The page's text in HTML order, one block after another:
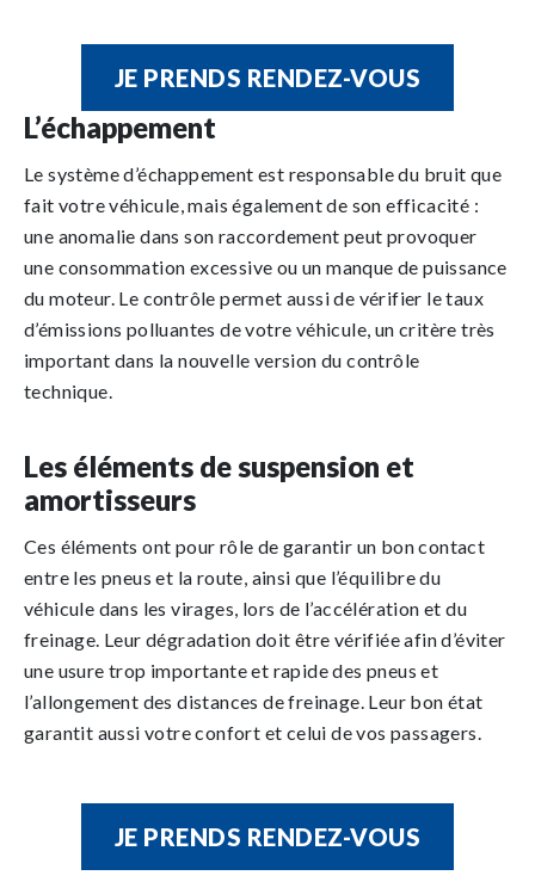
JE PRENDS RENDEZ-VOUS
L’échappement
Le système d’échappement est responsable du bruit que
fait votre véhicule, mais également de son efficacité :
une anomalie dans son raccordement peut provoquer
une consommation excessive ou un manque de puissance
du moteur. Le contrôle permet aussi de vérifier le taux
d’émissions polluantes de votre véhicule, un critère très
important dans la nouvelle version du contrôle
technique.
Les éléments de suspension et
amortisseurs
Ces éléments ont pour rôle de garantir un bon contact
entre les pneus et la route, ainsi que l’équilibre du
véhicule dans les virages, lors de l’accélération et du
freinage. Leur dégradation doit être vérifiée afin d’éviter
une usure trop importante et rapide des pneus et
l’allongement des distances de freinage. Leur bon état
garantit aussi votre confort et celui de vos passagers.
JE PRENDS RENDEZ-VOUS